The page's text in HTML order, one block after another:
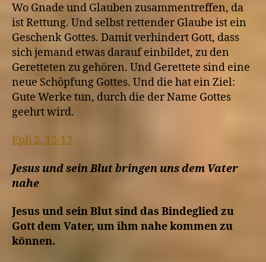
Wo Gnade und Glauben zusammentreffen, da
ist Rettung. Und selbst rettender Glaube ist ein
Geschenk Gottes. Damit verhindert Gott, dass
sich jemand etwas darauf einbildet, zu den
Geretteten zu gehören. Und Gerettete sind eine
neue Schöpfung Gottes. Und die hat ein Ziel:
Gute Werke tun, durch die der Name Gottes
geehrt wird.
Eph 2, 12-13
Jesus und sein Blut bringen uns dem Vater
nahe
Jesus und sein Blut sind das Bindeglied zu
Gott dem Vater, um ihm nahe kommen zu
können.